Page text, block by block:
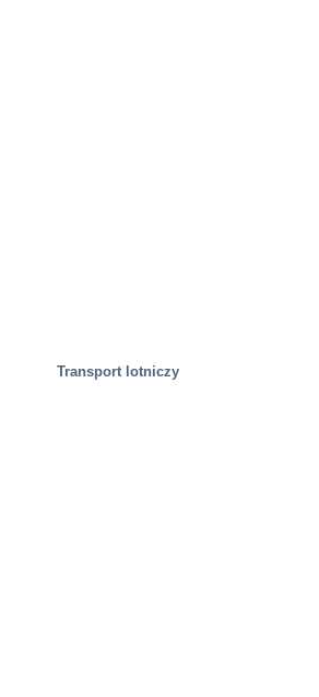
Żywność
Transport lotniczy